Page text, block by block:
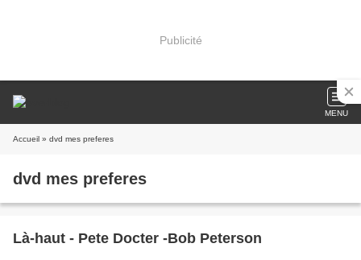
Publicité
MENU
Accueil » dvd mes preferes
dvd mes preferes
Là-haut - Pete Docter -Bob Peterson